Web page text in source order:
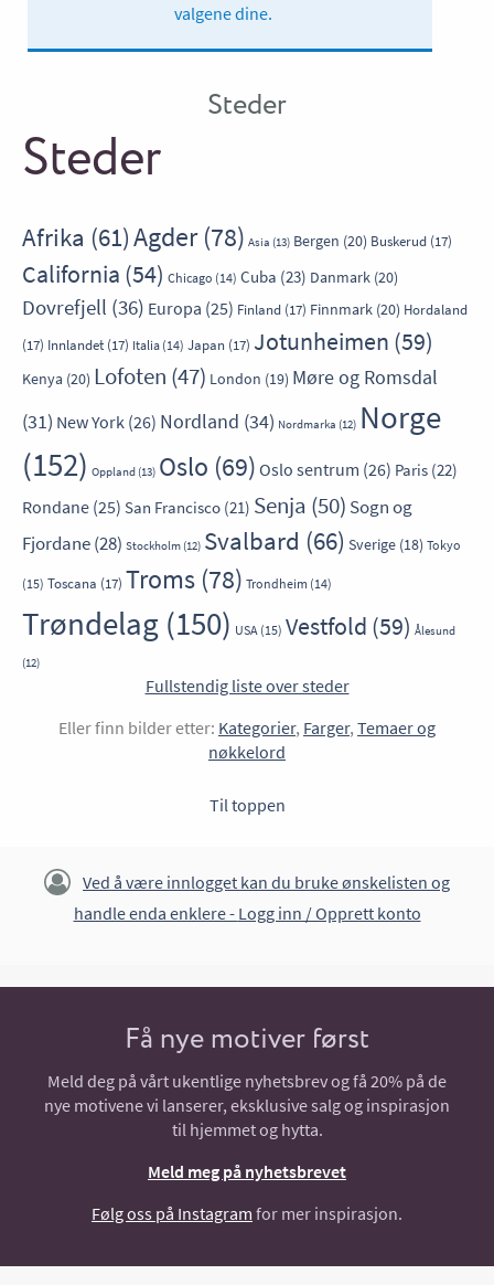
valgene dine.
Steder
Steder
Afrika (61)Agder(78) Asia (13) Bergen (20) Buskerud (17)
California (54) Chicago (14) Cuba (23) Danmark (20)
Dovrefjell (36) Europa (25) Finland (17) Finnmark (20) Hordaland
(17) Innlandet (17) Italia (14) Japan (17) Jotunheimen (59)
Kenya (20) Lofoten (47) London (19) Møre og Romsdal
(31) New York (26) Nordland (34) Nordmarka (12) Norge
(152) Oppland (13) Oslo (69) Oslo sentrum (26) Paris (22)
Rondane (25) San Francisco (21) Senja (50) Sogn og
Fjordane(28) Stockholm (12) Svalbard (66) Sverige (18) Tokyo
(15) Toscana (17) Troms (78) Trondheim (14)
Trøndelag (150) USA (15) Vestfold (59) Ålesund
(12)
Fullstendig liste over steder
Eller finn bilder etter: Kategorier, Farger, Temaer og
nøkkelord
Til toppen
Ved å være innlogget kan du bruke ønskelisten og
handle enda enklere - Logg inn / Opprett konto
Få nye motiver først
Meld deg på vårt ukentlige nyhetsbrev og få 20% på de
nye motivene vi lanserer, eksklusive salg og inspirasjon
til hjemmet og hytta.
Meld meg på nyhetsbrevet
Følg oss på Instagram for mer inspirasjon.